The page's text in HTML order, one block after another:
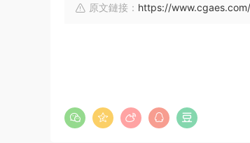
原文鏈接： https://